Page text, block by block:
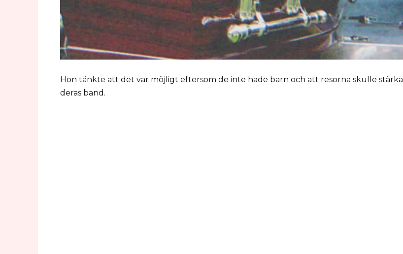
Hon tänkte att det var möjligt eftersom de inte hade barn och att resorna skulle stärka
deras band.